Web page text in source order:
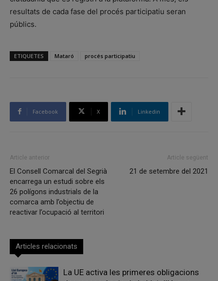
resultats de cada fase del procés participatiu seran
públics.
ETIQUETES Mataró procés participatiu
Facebook X Linkedin
Article anterior
El Consell Comarcal del Segrià
encarrega un estudi sobre els
26 polígons industrials de la
comarca amb l’objectiu de
reactivar l’ocupació al territori
Article següent
21 de setembre del 2021
Articles relacionats
La UE activa les primeres obligacions